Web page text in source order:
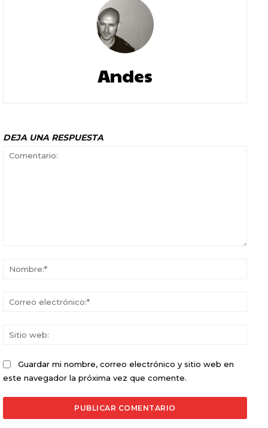
Andes
DEJA UNA RESPUESTA
Guardar mi nombre, correo electrónico y sitio web en
este navegador la próxima vez que comente.